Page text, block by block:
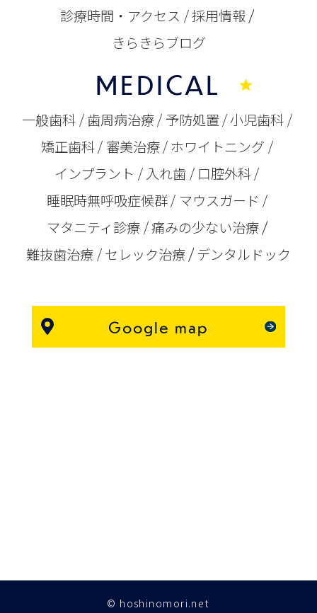
診療時間・アクセス
採用情報
きらきらブログ
MEDICAL
一般歯科 歯周病治療 予防処置 小児歯科
矯正歯科
審美治療
ホワイトニング
インプラント
入れ歯
口腔外科
睡眠時無呼吸症候群
マウスガード
マタニティ診療 痛みの少ない治療
難抜歯治療
セレック治療 デンタルドック
Google map
© hoshinomori.net